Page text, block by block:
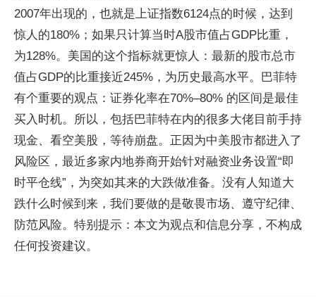
2007年出现的，也就是上证指数6124点的时候，达到
惊人的180%；如果只计算当时A股市值占GDP比重，
为128%。美国的这个指标就更惊人：最新的股市总市
值占GDP的比重接近245%，为历史最高水平。巴菲特
有个重要的观点：证券化率在70%–80% 的区间是最佳
买入时机。所以，包括巴菲特在内的很多大佬目前手持
现金、看空美股，等待崩盘。正因为中美股市都进入了
风险区，最近多家内地券商开始针对融资业务设置“即
时平仓线”，为突如其来的大跌做准备。没有人知道大
跌什么时候到来，我们要做的是敬畏市场、遵守纪律、
防范风险。特别提示：本文为观点和信息分享，不构成
任何投资建议。